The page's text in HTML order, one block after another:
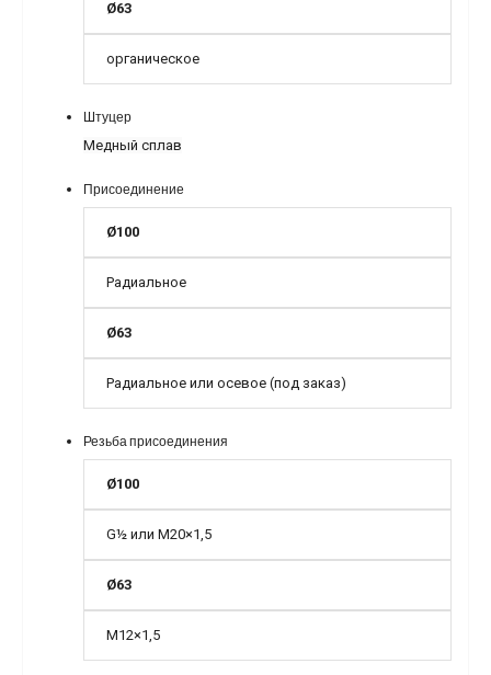
Ø63
органическое
Штуцер
Медный сплав
Присоединение
Ø100
Радиальное
Ø63
Радиальное или осевое (под заказ)
Резьба присоединения
Ø100
G½ или M20×1,5
Ø63
M12×1,5